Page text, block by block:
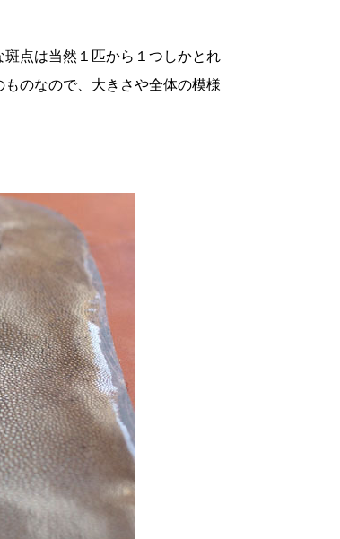
点は当然１匹から１つしかとれ
のなので、大きさや全体の模様